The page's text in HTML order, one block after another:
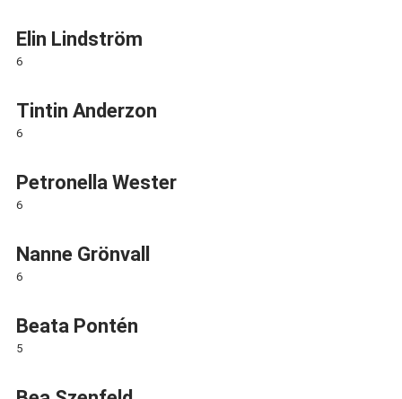
Elin Lindström
6
Tintin Anderzon
6
Petronella Wester
6
Nanne Grönvall
6
Beata Pontén
5